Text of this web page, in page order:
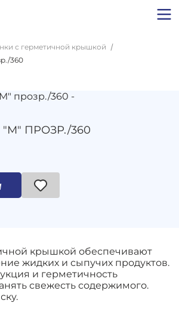
с герметичной крышкой
360
ПРОЗР./360
крышкой обеспечивают
жидких и сыпучих продуктов.
и герметичность
свежесть содержимого.